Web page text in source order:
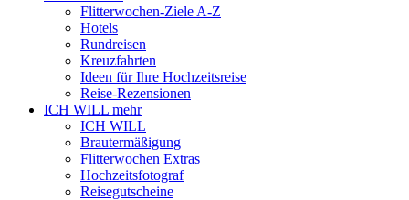
Flitterwochen-Ziele A-Z
Hotels
Rundreisen
Kreuzfahrten
Ideen für Ihre Hochzeitsreise
Reise-Rezensionen
ICH WILL mehr
ICH WILL
Brautermäßigung
Flitterwochen Extras
Hochzeitsfotograf
Reisegutscheine